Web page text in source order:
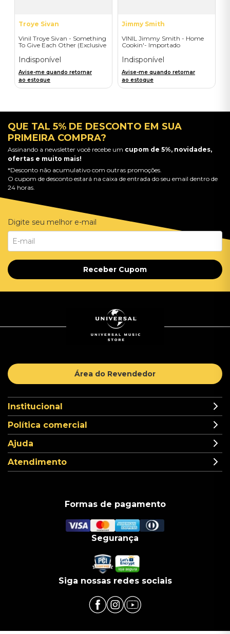
Troye Sivan
Vinil Troye Sivan - Something
To Give Each Other (Exclusive
Postcard) - Importado
Indisponível
Avise-me quando retornar
ao estoque
Jimmy Smith
VINIL Jimmy Smith - Home
Cookin'- Importado
Indisponível
Avise-me quando retornar
ao estoque
QUE TAL 5% DE DESCONTO EM SUA
PRIMEIRA COMPRA?
Assinando a newsletter você recebe um cupom de 5%, novidades,
ofertas e muito mais!
*Desconto não acumulativo com outras promoções.
O cupom de desconto estará na caixa de entrada do seu email dentro de
24 horas.
Digite seu melhor e-mail
Receber Cupom
Área do Revendedor
Institucional
Política comercial
Ajuda
Atendimento
Formas de pagamento
Segurança
Siga nossas redes sociais